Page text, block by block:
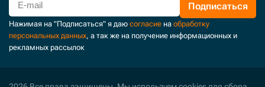
Подписаться
Нажимая на "Подписаться" я даю согласие на обработку
персональных данных, а так же на получение информационных и
рекламных рассылок